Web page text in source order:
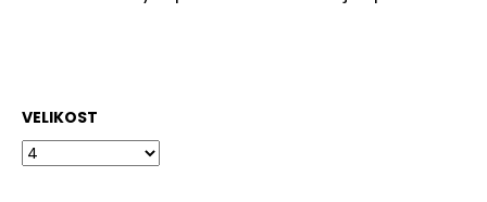
VELIKOST